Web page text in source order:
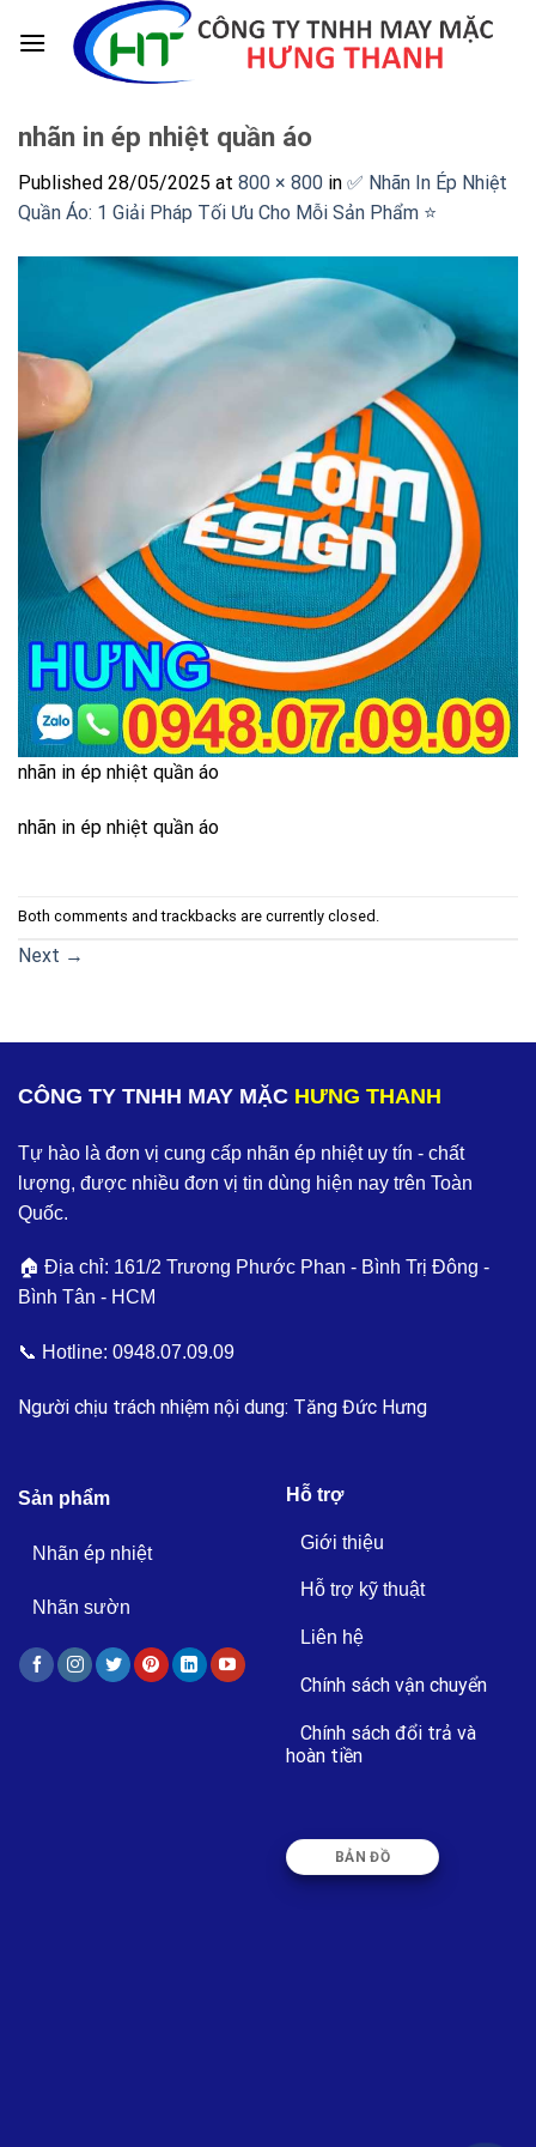
nhãn in ép nhiệt quần áo
Published 28/05/2025 at 800 × 800 in ✅ Nhãn In Ép Nhiệt
Quần Áo: 1 Giải Pháp Tối Ưu Cho Mỗi Sản Phẩm ⭐️
nhãn in ép nhiệt quần áo
nhãn in ép nhiệt quần áo
Both comments and trackbacks are currently closed.
Next →
CÔNG TY TNHH MAY MẶC HƯNG THANH
Tự hào là đơn vị cung cấp nhãn ép nhiệt uy tín - chất
lượng, được nhiều đơn vị tin dùng hiện nay trên Toàn
Quốc.
🏠 Địa chỉ: 161/2 Trương Phước Phan - Bình Trị Đông -
Bình Tân - HCM
📞 Hotline: 0948.07.09.09
Người chịu trách nhiệm nội dung: Tăng Đức Hưng
Sản phẩm
Nhãn ép nhiệt
Nhãn sườn
Hỗ trợ
Giới thiệu
Hỗ trợ kỹ thuật
Liên hệ
Chính sách vận chuyển
Chính sách đổi trả và
hoàn tiền
BẢN ĐỒ